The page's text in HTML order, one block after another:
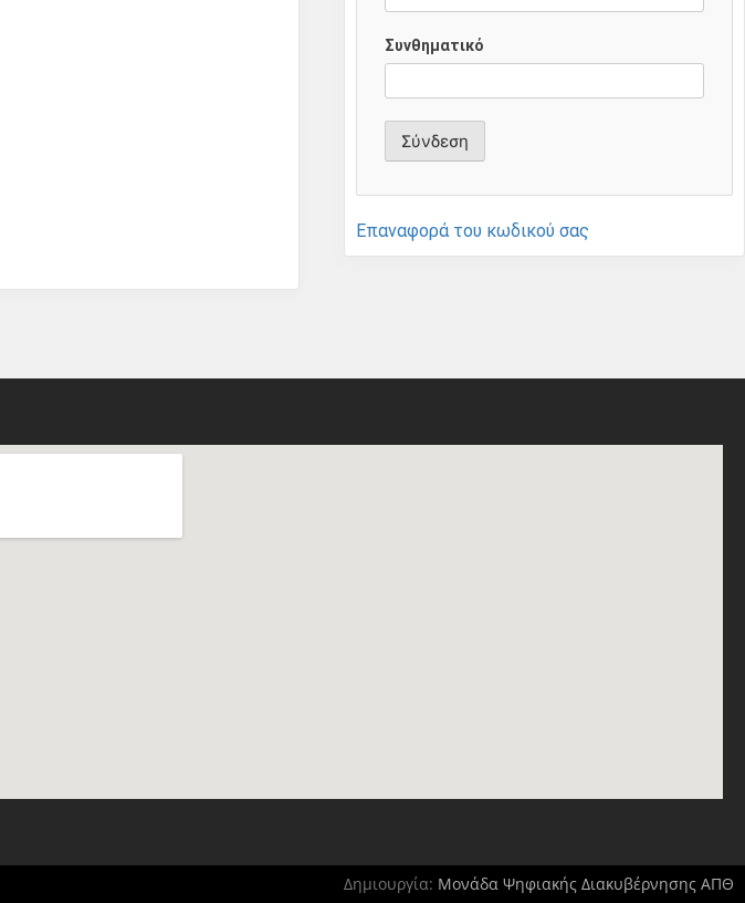
Συνθηματικό
Επαναφορά του κωδικού σας
Δημιουργία: Μονάδα Ψηφιακής Διακυβέρνησης ΑΠΘ